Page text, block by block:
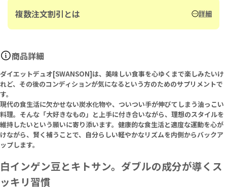
複数注文割引とは 詳細
商品詳細
ダイエットデュオ[SWANSON]は、美味しい食事を心ゆくまで楽しみたいけ
れど、その後のコンディションが気になるという方のためのサプリメントで
す。
現代の食生活に欠かせない炭水化物や、ついつい手が伸びてしまう油っこい
料理。そんな「大好きなもの」と上手に付き合いながら、理想のスタイルを
維持したいという願いに寄り添います。健康的な食生活と適度な運動を心が
けながら、賢く補うことで、自分らしい軽やかなリズムを内側からバックア
ップします。
白インゲン豆とキトサン。ダブルの成分が導くス
ッキリ習慣